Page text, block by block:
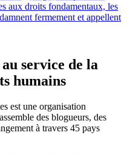
aux droits fondamentaux, les
fermement et appellent
service de la
humains
est une organisation
des blogueurs, des
à travers 45 pays